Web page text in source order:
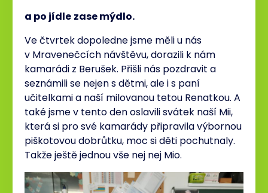
a po jídle zase mýdlo.
Ve čtvrtek dopoledne jsme měli u nás
v Mravenečcích návštěvu, dorazili k nám
kamarádi z Berušek. Přišli nás pozdravit a
seznámili se nejen s dětmi, ale i s paní
učitelkami a naší milovanou tetou Renatkou. A
také jsme v tento den oslavili svátek naší Mii,
která si pro své kamarády připravila výbornou
piškotovou dobrůtku, moc si děti pochutnaly.
Takže ještě jednou vše nej nej Mio.